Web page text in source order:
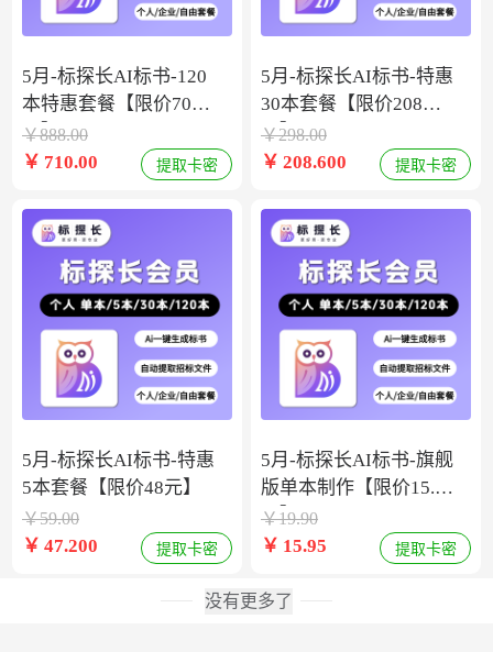
5月-标探长AI标书-120
本特惠套餐【限价708
元】
￥888.00
￥ 710.00 提取卡密
5月-标探长AI标书-特惠
5本套餐【限价48元】
￥59.00
￥ 47.200 提取卡密
5月-标探长AI标书-特惠
30本套餐【限价208
元】
￥298.00
￥ 208.600 提取卡密
5月-标探长AI标书-旗舰
版单本制作【限价15.9
元】
￥19.90
￥ 15.95 提取卡密
没有更多了